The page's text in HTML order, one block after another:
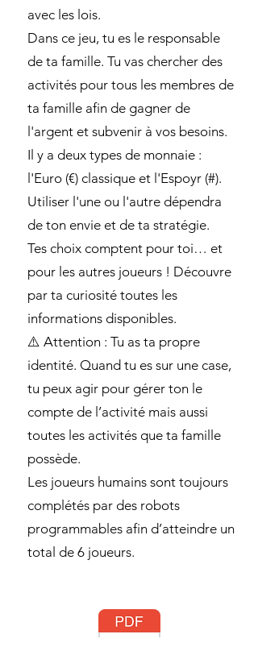
avec les lois.
Dans ce jeu, tu es le responsable
de ta famille. Tu vas chercher des
activités pour tous les membres de
ta famille afin de gagner de
l'argent et subvenir à vos besoins.
Il y a deux types de monnaie :
l'Euro (€) classique et l'Espoyr (#).
Utiliser l'une ou l'autre dépendra
de ton envie et de ta stratégie.
Tes choix comptent pour toi… et
pour les autres joueurs ! Découvre
par ta curiosité toutes les
informations disponibles.
⚠️ Attention : Tu as ta propre
identité. Quand tu es sur une case,
tu peux agir pour gérer ton le
compte de l’activité mais aussi
toutes les activités que ta famille
possède.
Les joueurs humains sont toujours
complétés par des robots
programmables afin d’atteindre un
total de 6 joueurs.